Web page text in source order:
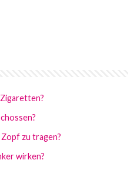
Zopf zu tragen?
wirken?